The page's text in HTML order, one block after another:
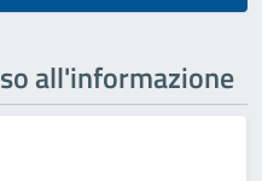
all'informazione